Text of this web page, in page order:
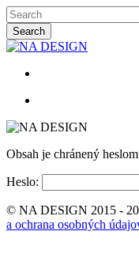
Skip
to
main
content
Search
Close
Menu
Obsah je chránený
Heslo:
© NA DESIGN 2015 -
a ochrana osobných